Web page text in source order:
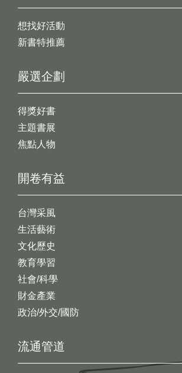
想找好活動
新書特推薦
開卷有益
台灣采風
生活藝術
文化歷史
教育學習
社會/科學
財金產業
政治/外交/國防
嚴選企劃
得獎好書
主題書展
焦點人物
流通管道